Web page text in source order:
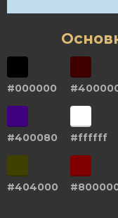
#000000
#400080 #ffffff
#404000